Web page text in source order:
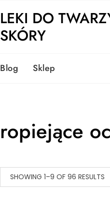
LEKI DO
SKÓRY
Blog Sklep
ropiejące
SHOWING 1–9 OF 96 RESULTS